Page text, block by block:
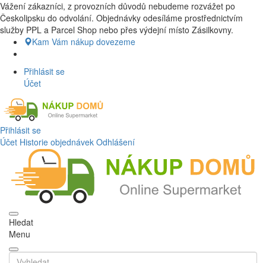
Nákup Potraviny domů, Nákup potraviny online, Čerstvé potraviny
dovezeme až k vašim dveřím. Česká lípa a okolí doprava zdarma.
Nakupdomu.cz
Vážení zákazníci, z provozních důvodů nebudeme rozvážet po
Českolipsku do odvolání. Objednávky odesíláme prostřednictvím
služby PPL a Parcel Shop nebo přes výdejní místo Zásilkovny.
Kam Vám nákup dovezeme
Přihlásit se
Účet
Přihlásit se
Účet Historie objednávek Odhlášení
Hledat
Menu